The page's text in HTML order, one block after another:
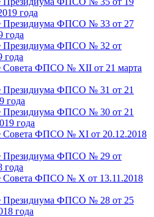
года
Президиума ФПСО № 33 от 27
года
Президиума ФПСО № 32 от
года
Совета ФПСО № XII от 21 марта
Президиума ФПСО № 31 от 21
года
Президиума ФПСО № 30 от 21
года
Совета ФПСО № XI от 20.12.2018
Президиума ФПСО № 29 от
года
Совета ФПСО № X от 13.11.2018
Президиума ФПСО № 28 от 25
года